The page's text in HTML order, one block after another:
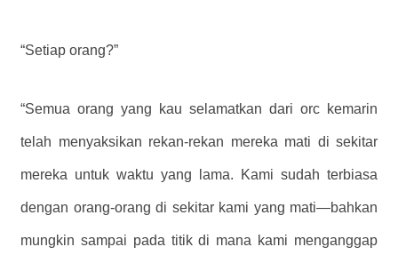
“Setiap orang?”
“Semua orang yang kau selamatkan dari orc kemarin
telah menyaksikan rekan-rekan mereka mati di sekitar
mereka untuk waktu yang lama. Kami sudah terbiasa
dengan orang-orang di sekitar kami yang mati—bahkan
mungkin sampai pada titik di mana kami menganggap